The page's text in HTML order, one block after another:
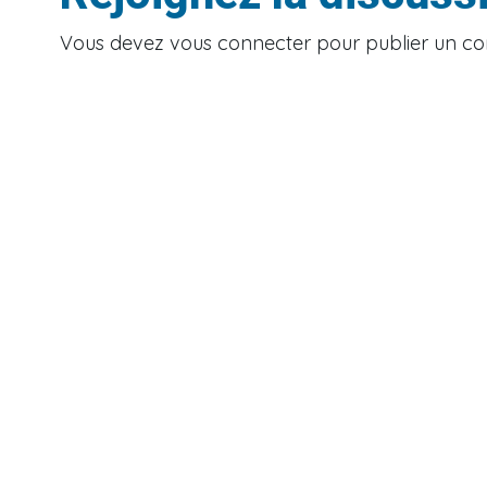
Vous devez vous connecter pour publier un